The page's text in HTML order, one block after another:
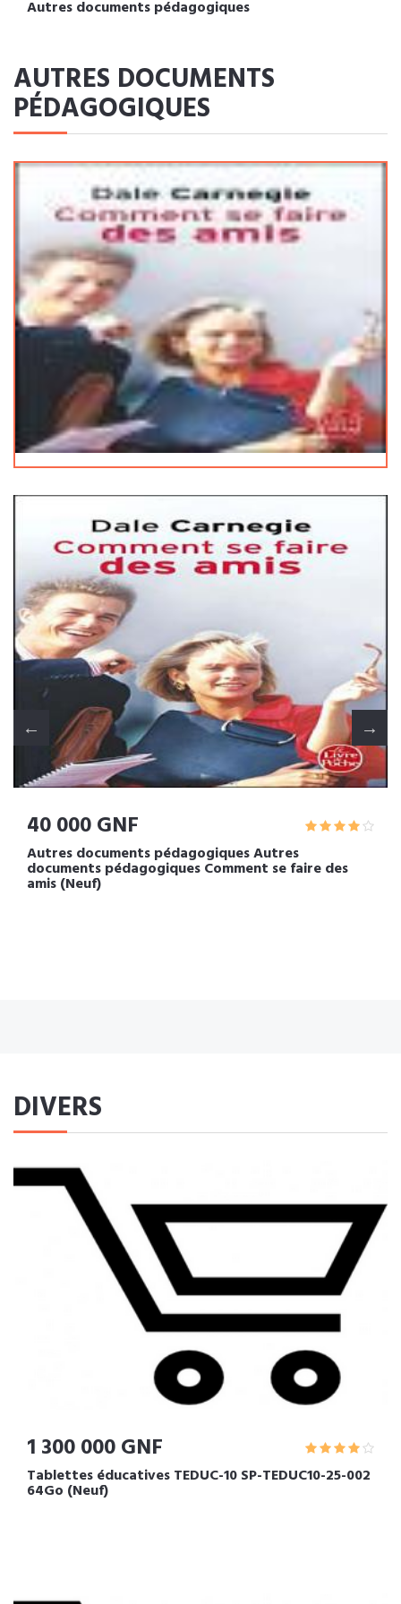
Autres documents pédagogiques
AUTRES DOCUMENTS
PÉDAGOGIQUES
40 000 GNF
Autres documents pédagogiques Autres
documents pédagogiques Comment se faire des
amis (Neuf)
DIVERS
1 300 000 GNF
Tablettes éducatives TEDUC-10 SP-TEDUC10-25-002
64Go (Neuf)